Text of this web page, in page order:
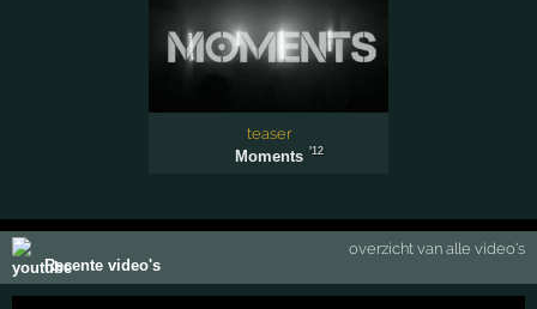
teaser
Moments '12
Recente video's
overzicht van alle video's